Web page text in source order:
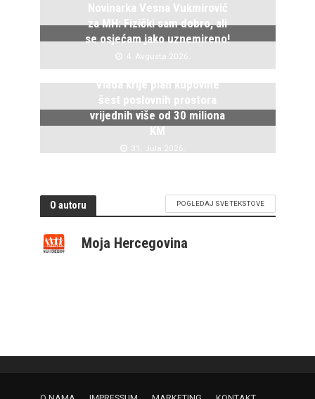
Novinarka Vesna Vukmirović
za MH: Fizički sam dobro, ali
se osjećam jako uznemireno!
4. Avgusta 2026.
Vlada krije plan kupovine
šest poslovnih prostora
vrijednih više od 30 miliona
KM
31. Jula 2026.
O autoru POGLEDAJ SVE TEKSTOVE
Moja Hercegovina